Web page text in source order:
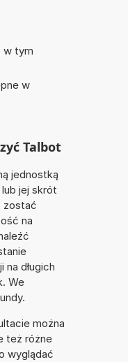
w tym
w
Talbot
jednostką
jej skrót
zostać
na
długich
We
można
też różne
wyglądać